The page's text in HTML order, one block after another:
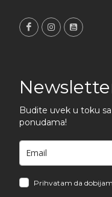
Budite uvek u toku
ponudama!
Prihvatam da